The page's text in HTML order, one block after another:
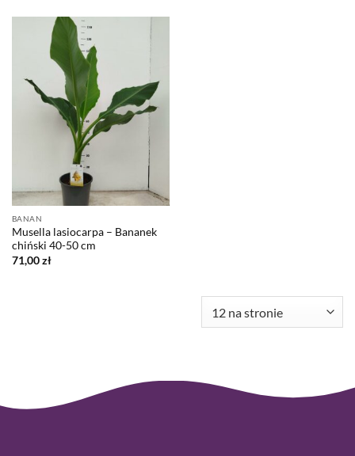
BANAN
Musella lasiocarpa – Bananek
chiński 40-50 cm
71,00zł